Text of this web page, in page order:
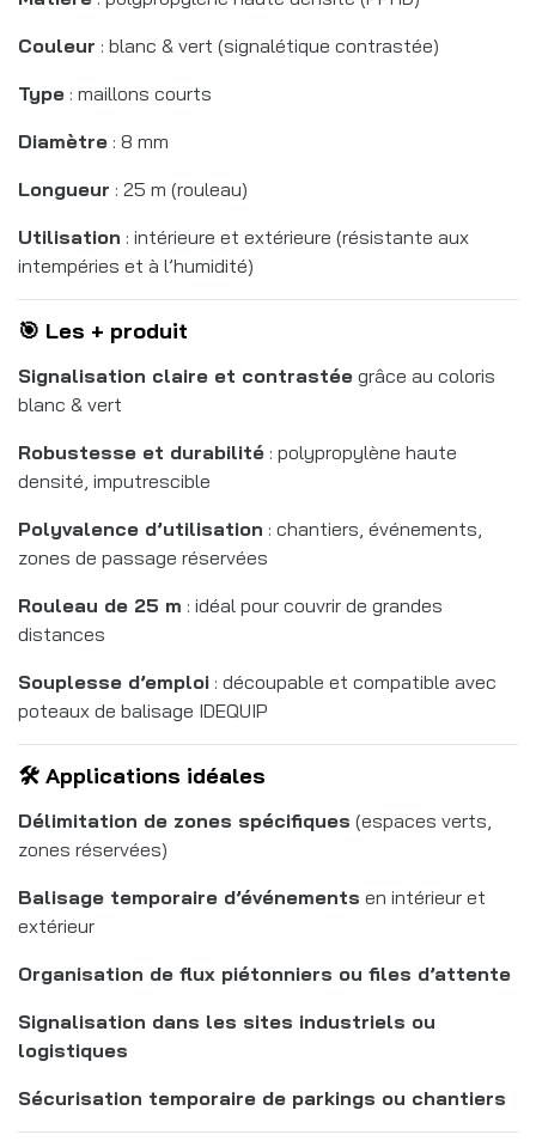
Couleur : blanc & vert (signalétique contrastée)
Type : maillons courts
Diamètre : 8 mm
Longueur : 25 m (rouleau)
Utilisation : intérieure et extérieure (résistante aux
intempéries et à l’humidité)
🎯 Les + produit
Signalisation claire et contrastée grâce au coloris
blanc & vert
Robustesse et durabilité : polypropylène haute
densité, imputrescible
Polyvalence d’utilisation : chantiers, événements,
zones de passage réservées
Rouleau de 25 m : idéal pour couvrir de grandes
distances
Souplesse d’emploi : découpable et compatible avec
poteaux de balisage IDEQUIP
🛠️ Applications idéales
Délimitation de zones spécifiques (espaces verts,
zones réservées)
Balisage temporaire d’événements en intérieur et
extérieur
Organisation de flux piétonniers ou files d’attente
Signalisation dans les sites industriels ou
logistiques
Sécurisation temporaire de parkings ou chantiers